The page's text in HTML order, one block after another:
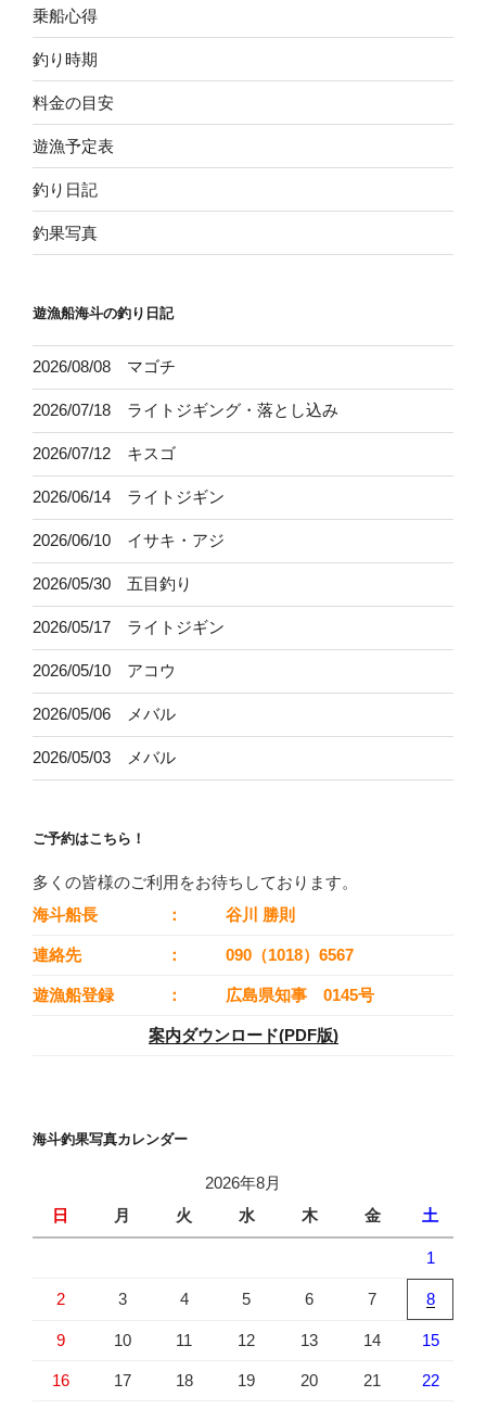
乗船心得
釣り時期
料金の目安
遊漁予定表
釣り日記
釣果写真
遊漁船海斗の釣り日記
2026/08/08 マゴチ
2026/07/18 ライトジギング・落とし込み
2026/07/12 キスゴ
2026/06/14 ライトジギン
2026/06/10 イサキ・アジ
2026/05/30 五目釣り
2026/05/17 ライトジギン
2026/05/10 アコウ
2026/05/06 メバル
2026/05/03 メバル
ご予約はこちら！
多くの皆様のご利用をお待ちしております。
海斗船長
： 谷川 勝則
連絡先 ： 090（1018）6567
遊漁船登録 ： 広島県知事 0145号
案内ダウンロード(PDF版)
海斗釣果写真カレンダー
2026年8月
日
月 火 水 木 金 土
1
2 3 4 5 6 7 8
9 10 11 12 13 14 15
16 17 18 19 20 21 22